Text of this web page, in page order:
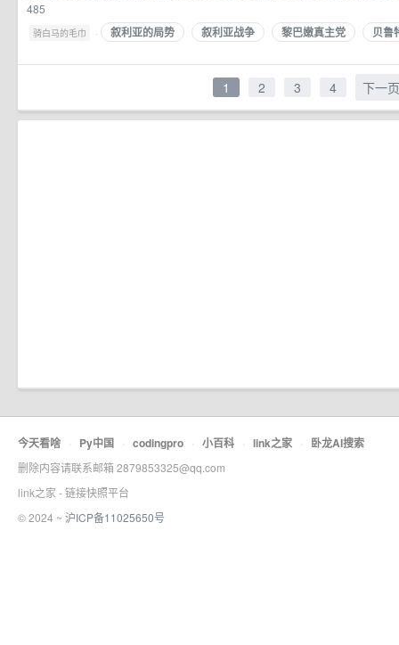
485
骑白马的毛巾 · 叙利亚的局势 叙利亚战争 黎巴嫩真主党 贝鲁
1 2 3 4 下一页
今天看啥 · Py中国 · codingpro · 小百科 · link之家 · 卧龙AI搜索
删除内容请联系邮箱 2879853325@qq.com
link之家 - 链接快照平台
© 2024 ~ 沪ICP备11025650号